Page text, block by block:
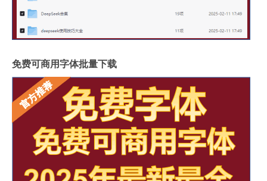
免费可商用字体批量下载